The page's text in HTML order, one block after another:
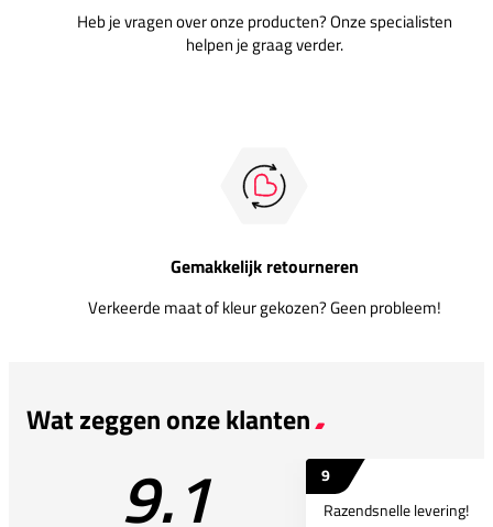
Heb je vragen over onze producten? Onze specialisten
helpen je graag verder.
Gemakkelijk retourneren
Verkeerde maat of kleur gekozen? Geen probleem!
Wat zeggen onze klanten
9.1
9
Razendsnelle levering!